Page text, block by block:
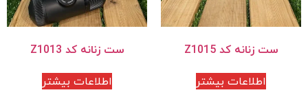
ست زنانه کد Z1015
اطلاعات بیشتر
ست زنانه کد Z1013
اطلاعات بیشتر